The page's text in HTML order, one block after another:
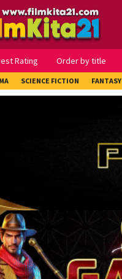
Rating Order by title
SCIENCE FICTION FANTASY